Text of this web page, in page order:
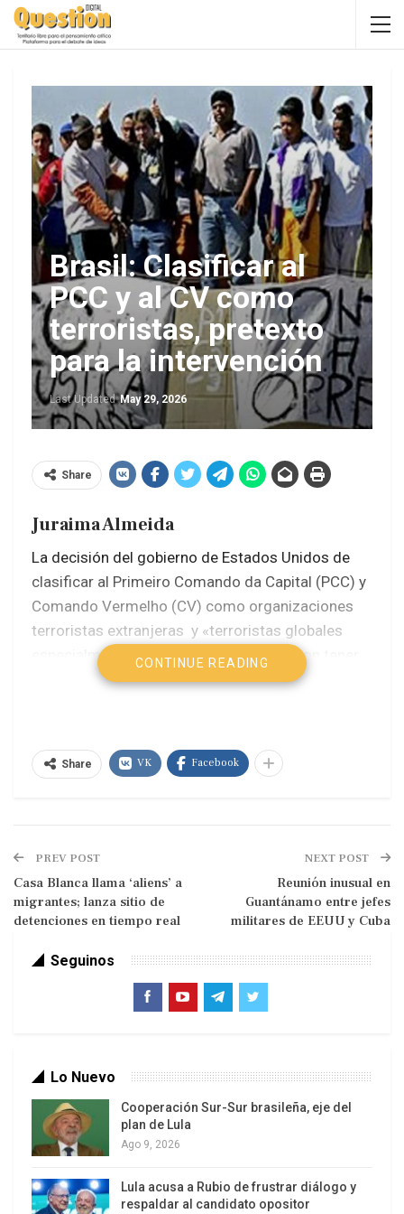
Brasil: Clasificar al
PCC y al CV como
terroristas, pretexto
para la intervención
Last UpdatedMay 29, 2026
Share
Juraima Almeida
La decisión del gobierno de Estados Unidos de
clasificar al Primeiro Comando da Capital (PCC) y
Comando Vermelho (CV) como organizaciones
terroristas extranjeras y «terroristas globales
especialmente designados». amenaza con tener
repercusiones legales, económicas y
economía del país.
niños», después de que Marco Rubio, por orden
del presidente Donald Trump, clasificara como
«organizaciones terroristas» a las dos bandas
En paralelo, el mandatario brasileño acusó al
senador Flávio Bolsonaro de no tener vergüenza
ayuda de Trump si «empieza por extraditar a Brasil
a los cabecillas» de las bandas narcos brasileñas
que viven en Miami.
Marco Fubio y Flavio Bolsonaro
CONTINUE READING
Share VK Facebook
PREV POST
Casa Blanca llama ‘aliens’ a
migrantes; lanza sitio de
detenciones en tiempo real
NEXT POST
Reunión inusual en
Guantánamo entre jefes
militares de EEUU y Cuba
Seguinos
Lo Nuevo
Cooperación Sur-Sur brasileña, eje del
plan de Lula
Ago 9, 2026
Lula acusa a Rubio de frustrar diálogo y
respaldar al candidato opositor